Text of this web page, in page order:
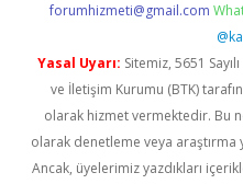
forumhizmeti@gmail.com
Yasal Uyarı: Sitemiz, 5651
ve İletişim Kurumu (BTK)
olarak hizmet vermektedir. Bu
olarak denetleme veya
Ancak, üyelerimiz yazdıkları